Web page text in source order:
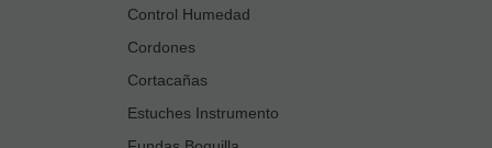
Control Humedad
Cordones
Cortacañas
Estuches Instrumento